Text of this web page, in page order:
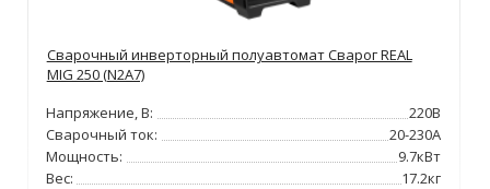
Сварочный инверторный полуавтомат Сварог REAL
MIG 250 (N2A7)
Напряжение, В:
220В
Сварочный ток:
20-230А
Мощность:
9.7кВт
Вес:
17.2кг